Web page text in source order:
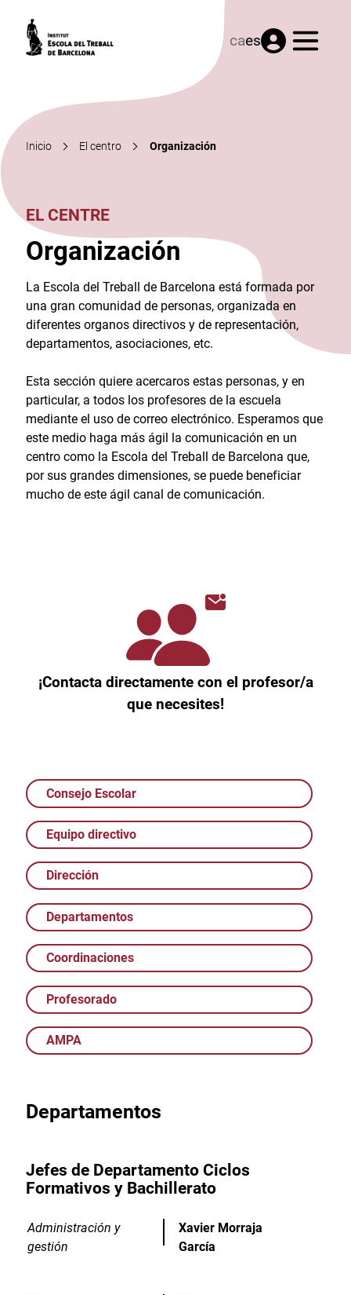
caes Menú
Inicio El centro Organización
EL CENTRE
Organización
La Escola del Treball de Barcelona está formada por
una gran comunidad de personas, organizada en
diferentes organos directivos y de representación,
departamentos, asociaciones, etc.
Esta sección quiere acercaros estas personas, y en
particular, a todos los profesores de la escuela
mediante el uso de correo electrónico. Esperamos que
este medio haga más ágil la comunicación en un
centro como la Escola del Treball de Barcelona que,
por sus grandes dimensiones, se puede beneficiar
mucho de este ágil canal de comunicación.
¡Contacta directamente con el profesor/a
que necesites!
Consejo Escolar
Equipo directivo
Dirección
Departamentos
Coordinaciones
Profesorado
AMPA
Departamentos
Jefes de Departamento Ciclos
Formativos y Bachillerato
Administración y
gestión
Xavier Morraja
García